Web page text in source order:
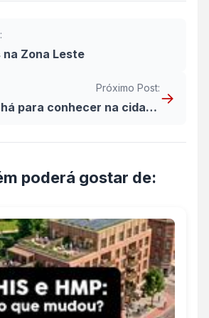
Zona Leste
Próximo Post:
para conhecer na cidade →
poderá gostar de: